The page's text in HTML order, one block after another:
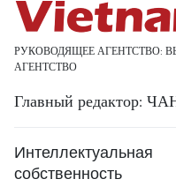
РУКОВОДЯЩЕЕ АГЕНТСТВО:
АГЕНТСТВО
Главный редактор:
Интеллектуальная
собственность